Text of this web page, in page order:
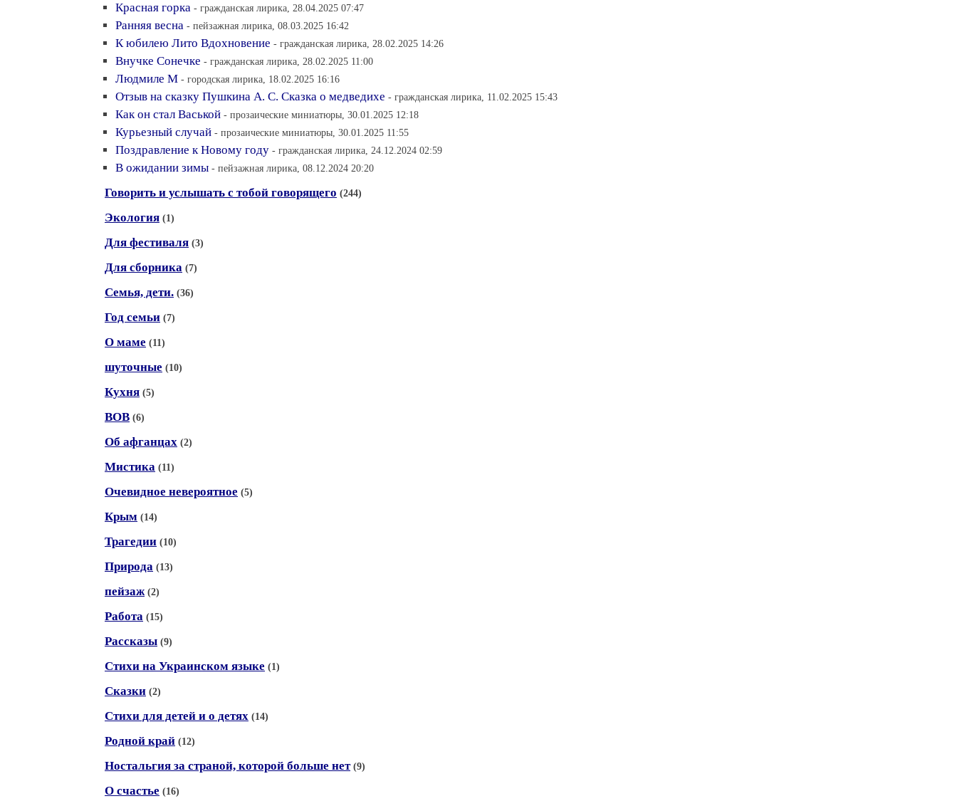
Красная горка - гражданская лирика, 28.04.2025 07:47
Ранняя весна - пейзажная лирика, 08.03.2025 16:42
К юбилею Лито Вдохновение - гражданская лирика, 28.02.2025 14:26
Внучке Сонечке - гражданская лирика, 28.02.2025 11:00
Людмиле М - городская лирика, 18.02.2025 16:16
Отзыв на сказку Пушкина А. С. Сказка о медведихе - гражданская лирика, 11.02.2025 15:43
Как он стал Васькой - прозаические миниатюры, 30.01.2025 12:18
Курьезный случай - прозаические миниатюры, 30.01.2025 11:55
Поздравление к Новому году - гражданская лирика, 24.12.2024 02:59
В ожидании зимы - пейзажная лирика, 08.12.2024 20:20
Говорить и услышать с тобой говорящего (244)
Экология (1)
Для фестиваля (3)
Для сборника (7)
Семья, дети. (36)
Год семьи (7)
О маме (11)
шуточные (10)
Кухня (5)
ВОВ (6)
Об афганцах (2)
Мистика (11)
Очевидное невероятное (5)
Крым (14)
Трагедии (10)
Природа (13)
пейзаж (2)
Работа (15)
Рассказы (9)
Стихи на Украинском языке (1)
Сказки (2)
Стихи для детей и о детях (14)
Родной край (12)
Ностальгия за страной, которой больше нет (9)
О счастье (16)